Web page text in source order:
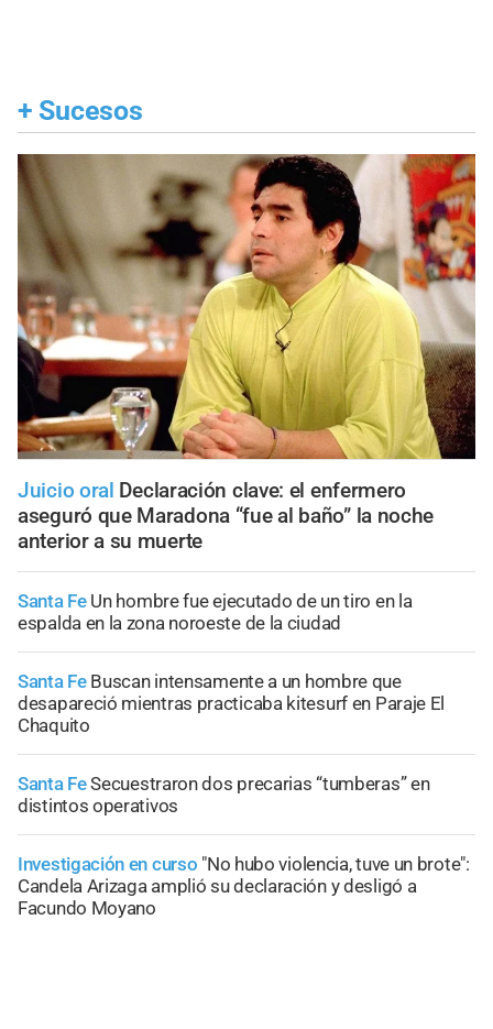
+ Sucesos
Juicio oral Declaración clave: el enfermero
aseguró que Maradona “fue al baño” la noche
anterior a su muerte
Santa Fe Un hombre fue ejecutado de un tiro en la
espalda en la zona noroeste de la ciudad
Santa Fe Buscan intensamente a un hombre que
desapareció mientras practicaba kitesurf en Paraje El
Chaquito
Santa FeSecuestraron dos precarias “tumberas” en
distintos operativos
Investigación en curso "No hubo violencia, tuve un brote":
Candela Arizaga amplió su declaración y desligó a
Facundo Moyano